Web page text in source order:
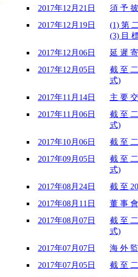
2017年12月21日
須 予
2017年12月19日
(1) 第
(3) 目
2017年12月06日
延 遲
2017年12月05日
截 至
式)
2017年11月14日
主 要
2017年11月06日
截 至
式)
2017年10月06日
截 至
2017年09月05日
截 至
式)
2017年08月24日
截 至
2017年08月11日
董 事
2017年08月07日
截 至
式)
2017年07月07日
海 外
2017年07月05日
截 至